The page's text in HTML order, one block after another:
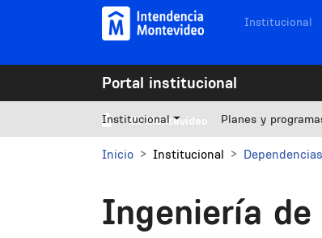
Pasar al contenido principal Navegación sitios
Institucional
Portal institucional
Mi Montevideo
Institucional Planes y
Inicio Institucional
Ingeniería de